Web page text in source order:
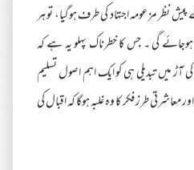
نظر مزعومہ اجتہاد کی طرف ہوگیا، تو ہر
گی ۔ جس کا خطرناک پہلو یہ ہے کہ
میں تبدیلی ہی کو ایک اہم اصول تسلیم
طرز فکر کا وہ غلبہ ہوگا کہ اقبال کی